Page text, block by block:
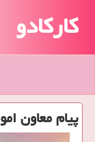
کارکادو
پیام معاون